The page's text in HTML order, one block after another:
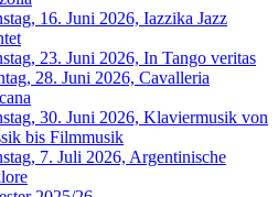
16. Juni 2026, Iazzika Jazz
23. Juni 2026, In Tango veritas
28. Juni 2026, Cavalleria
30. Juni 2026, Klaviermusik von
bis Filmmusik
7. Juli 2026, Argentinische